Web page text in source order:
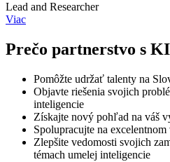
Lead and Researcher
Viac
Prečo partnerstvo s
Pomôžte udržať talenty na
Objavte riešenia svojich
inteligencie
Získajte nový pohľad na váš
Spolupracujte na
Zlepšite vedomosti svojich
témach umelej inteligencie